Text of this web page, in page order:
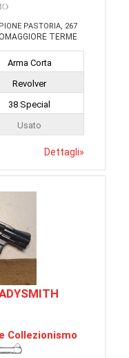
PASTORIA, 267
TERME
Arma Corta
Revolver
38 Special
Usato
Dettagli»
Collezionismo